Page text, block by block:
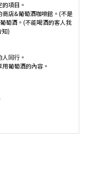
項目。
店&葡萄酒咖啡館。(不是
萄酒。(不能喝酒的客人我
知)
同行。
葡萄酒的內容。